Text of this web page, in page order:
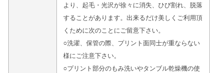
より、起毛・光沢が徐々に消失、ひび割れ、脱落
することがあります。出来るだけ美しくご利用頂
くために次のことにご留意下さい。
○洗濯、保管の際、プリント面同士が重ならない
様にご注意下さい。
○プリント部分のもみ洗いやタンブル乾燥機の使